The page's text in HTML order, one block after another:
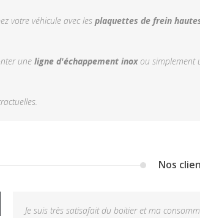
votre véhicule avec les plaquettes de frein
une ligne d'échappement inoxou simplement
Nos
Je suis très satisafait du boitier et ma